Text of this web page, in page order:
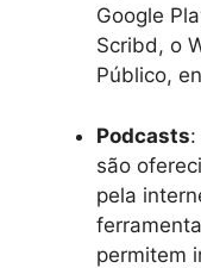
Google
Scribd, o
Público,
Podcasts
são
pela
permitem